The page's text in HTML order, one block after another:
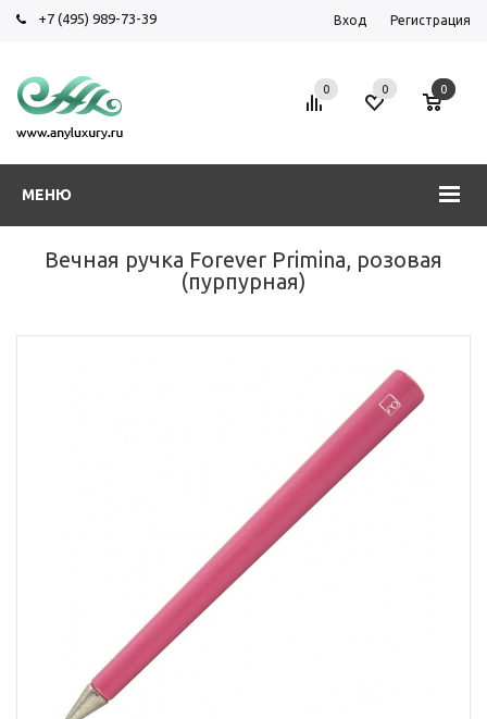
+7 (495) 989-73-39 Вход Регистрация
МЕНЮ
0 0 0
Вечная ручка Forever Primina, розовая
(пурпурная)